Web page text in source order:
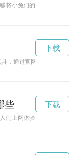
将小兔们的速度提升到一
，通过官网可以方便快捷
下载
些
们上网体验的关键因素之
下载